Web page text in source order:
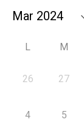
L M
26 27
4 5